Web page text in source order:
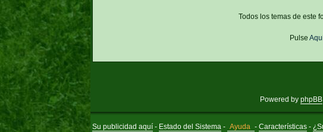
Todos los temas de este
Pulse
Powered by phpBB
Su publicidad aquí - Estado del Sistema - Ayuda - Características-